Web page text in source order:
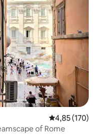
Classificação
4,85 (170)
of Rome